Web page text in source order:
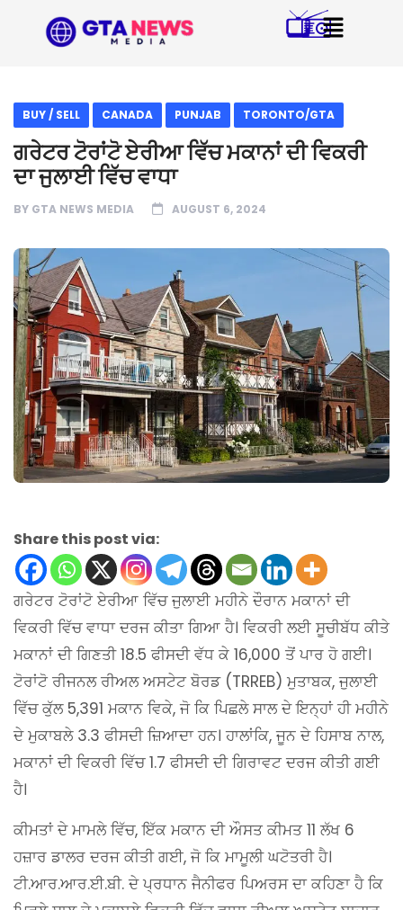
BUY / SELL CANADA PUNJAB TORONTO/GTA
ਗਰੇਟਰ ਟੋਰਾਂਟੋ ਏਰੀਆ ਵਿੱਚ ਮਕਾਨਾਂ ਦੀ ਵਿਕਰੀ
ਦਾ ਜੁਲਾਈ ਵਿੱਚ ਵਾਧਾ
BY GTA NEWS MEDIA AUGUST 6, 2024
Share this post via:
ਗਰੇਟਰ ਟੋਰਾਂਟੋ ਏਰੀਆ ਵਿੱਚ ਜੁਲਾਈ ਮਹੀਨੇ ਦੌਰਾਨ ਮਕਾਨਾਂ ਦੀ
ਵਿਕਰੀ ਵਿੱਚ ਵਾਧਾ ਦਰਜ ਕੀਤਾ ਗਿਆ ਹੈ। ਵਿਕਰੀ ਲਈ ਸੂਚੀਬੱਧ ਕੀਤੇ
ਮਕਾਨਾਂ ਦੀ ਗਿਣਤੀ 18.5 ਫੀਸਦੀ ਵੱਧ ਕੇ 16,000 ਤੋਂ ਪਾਰ ਹੋ ਗਈ।
ਟੋਰਾਂਟੋ ਰੀਜਨਲ ਰੀਅਲ ਅਸਟੇਟ ਬੋਰਡ (TRREB) ਮੁਤਾਬਕ, ਜੁਲਾਈ
ਵਿੱਚ ਕੁੱਲ 5,391 ਮਕਾਨ ਵਿਕੇ, ਜੋ ਕਿ ਪਿਛਲੇ ਸਾਲ ਦੇ ਇਨ੍ਹਾਂ ਹੀ ਮਹੀਨੇ
ਦੇ ਮੁਕਾਬਲੇ 3.3 ਫੀਸਦੀ ਜ਼ਿਆਦਾ ਹਨ। ਹਾਲਾਂਕਿ, ਜੂਨ ਦੇ ਹਿਸਾਬ ਨਾਲ,
ਮਕਾਨਾਂ ਦੀ ਵਿਕਰੀ ਵਿੱਚ 1.7 ਫੀਸਦੀ ਦੀ ਗਿਰਾਵਟ ਦਰਜ ਕੀਤੀ ਗਈ
ਹੈ।
ਕੀਮਤਾਂ ਦੇ ਮਾਮਲੇ ਵਿੱਚ, ਇੱਕ ਮਕਾਨ ਦੀ ਔਸਤ ਕੀਮਤ 11 ਲੱਖ 6
ਹਜ਼ਾਰ ਡਾਲਰ ਦਰਜ ਕੀਤੀ ਗਈ, ਜੋ ਕਿ ਮਾਮੂਲੀ ਘਟੋਤਰੀ ਹੈ।
ਟੀ.ਆਰ.ਆਰ.ਈ.ਬੀ. ਦੇ ਪ੍ਰਧਾਨ ਜੈਨੀਫਰ ਪਿਅਰਸ ਦਾ ਕਹਿਣਾ ਹੈ ਕਿ